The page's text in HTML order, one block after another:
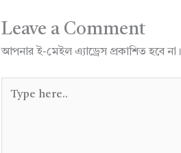
Leave a Comment
আপনার ই-মেইল এ্যাড্রেস প্রকাশিত হবে না।
here..